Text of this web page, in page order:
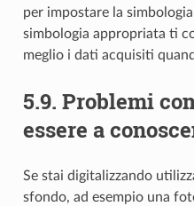
per impostare la
simbologia appropriata ti
meglio i dati acquisiti
5.9. Problemi
essere a
Se stai digitalizzando
sfondo, ad esempio una